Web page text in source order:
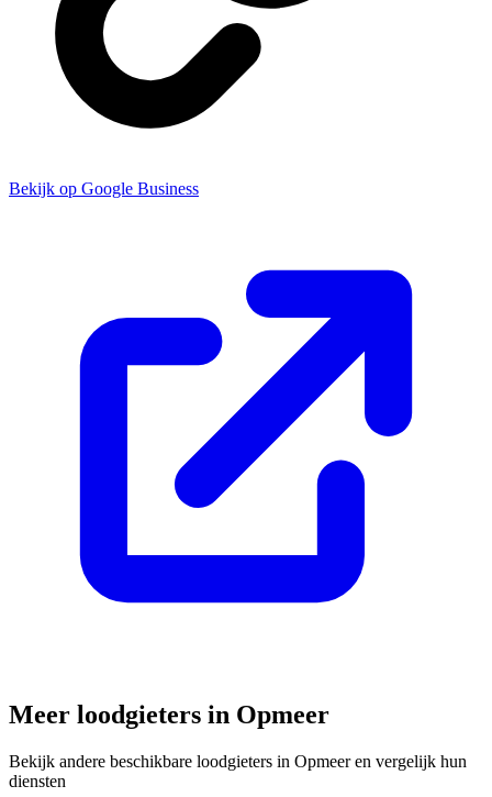
Bekijk op Google Business
Meer loodgieters in Opmeer
Bekijk andere beschikbare loodgieters in Opmeeren vergelijk hun
diensten